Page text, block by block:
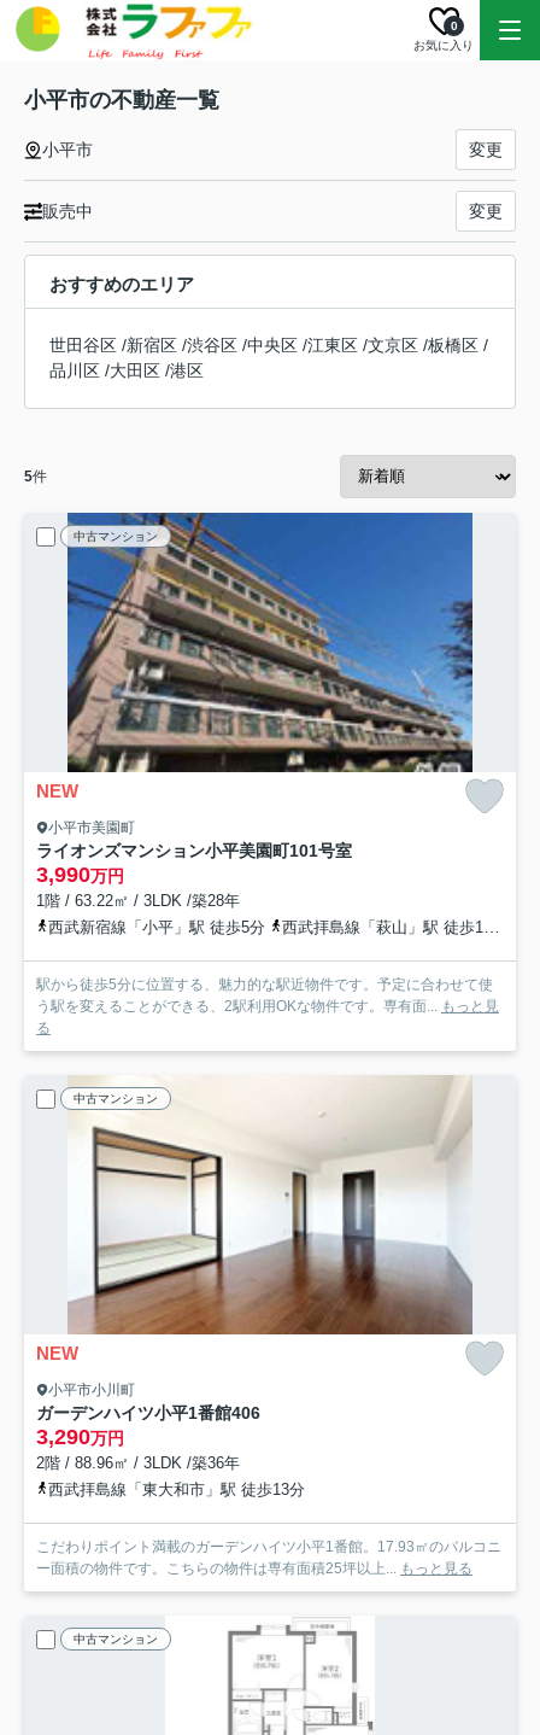
お気に入り
0
小平市の不動産一覧
小平市 変更
販売中 変更
おすすめのエリア
世田谷区 /新宿区 /渋谷区 /中央区 /江東区 /文京区 /板橋区 /
品川区 /大田区 /港区
5件
中古マンション
NEW
小平市美園町
ライオンズマンション小平美園町101号室
3,990万円
1階 / 63.22㎡ / 3LDK /築28年
西武新宿線「小平」駅 徒歩5分
西武拝島線「萩山」駅 徒歩17分
駅から徒歩5分に位置する、魅力的な駅近物件です。予定に合わせて使
う駅を変えることができる、2駅利用OKな物件です。専有面... もっと見
る
中古マンション
NEW
小平市小川町
ガーデンハイツ小平1番館406
3,290万円
2階 / 88.96㎡ / 3LDK /築36年
西武拝島線「東大和市」駅 徒歩13分
こだわりポイント満載のガーデンハイツ小平1番館。17.93㎡のバルコニ
ー面積の物件です。こちらの物件は専有面積25坪以上... もっと見る
中古マンション